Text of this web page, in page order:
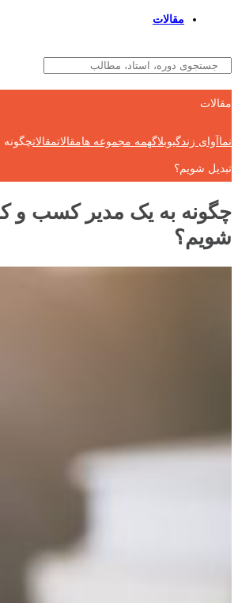
مقالات
مقالات
نماآوای زندگیوبلاگهمه مجموعه هامقالاتمقالاتچگونه
تبدیل شویم؟
چگونه به یک مدیر کسب و
شویم؟